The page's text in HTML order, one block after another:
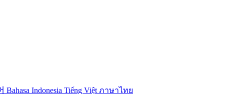
Bahasa Indonesia Tiếng Việt ภาษาไทย